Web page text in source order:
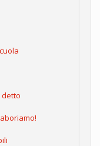
detto